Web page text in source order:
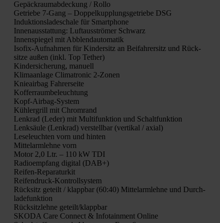
Gepäck­raum­ab­de­ckung / Rol­lo
Getrie­be 7‑Gang – Dop­pel­kupp­lungs­ge­trie­be DSG
Induk­ti­ons­la­de­scha­le für Smart­phone
Innen­aus­stat­tung: Luft­aus­strö­mer Schwarz
Innen­spie­gel mit Abblend­au­to­ma­tik
Iso­fix-Auf­nah­men für Kin­der­sitz an Bei­fah­rer­sitz und Rück­
sit­ze außen (inkl. Top Tether)
Kin­der­si­che­rung, manu­ell
Kli­ma­an­la­ge Cli­ma­tro­nic 2‑Zonen
Knie­air­bag Fah­rer­sei­te
Kof­fer­raum­be­leuch­tung
Kopf-Air­bag-Sys­tem
Küh­ler­grill mit Chrom­rand
Lenk­rad (Leder) mit Mul­ti­funk­ti­on und Schalt­funk­ti­on
Lenk­säu­le (Lenk­rad) ver­stell­bar (ver­ti­kal / axi­al)
Lese­leuch­ten vorn und hin­ten
Mit­tel­arm­leh­ne vorn
Motor 2,0 Ltr. – 110 kW TDI
Radio­emp­fang digi­tal (DAB+)
Rei­fen-Repa­ra­tur­kit
Rei­fen­druck-Kon­troll­sys­tem
Rück­sitz geteilt / klapp­bar (60:40) Mit­tel­arm­leh­ne und Durch­
la­de­funk­ti­on
Rück­sitz­leh­ne geteilt/klappbar
SKODA Care Con­nect & Info­tain­ment Online